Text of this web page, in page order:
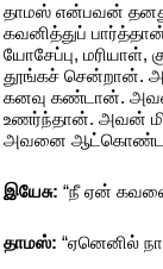
தாமஸ் என்பவன்
கவனித்துப்
யோசேப்பு, மரியாள்,
தூங்கச் சென்றான்.
கனவு கண்டான்.
உணர்ந்தான். அவன்
அவனை ஆட்கொண்டது.
இயேசு: “நீ ஏன்
தாமஸ்: “ஏனெனில்